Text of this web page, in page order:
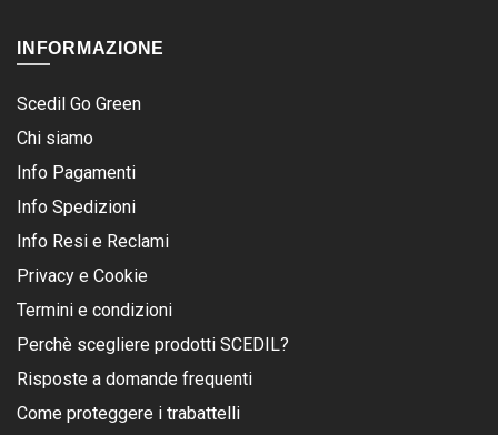
INFORMAZIONE
Scedil Go Green
Chi siamo
Info Pagamenti
Info Spedizioni
Info Resi e Reclami
Privacy e Cookie
Termini e condizioni
Perchè scegliere prodotti SCEDIL?
Risposte a domande frequenti
Come proteggere i trabattelli